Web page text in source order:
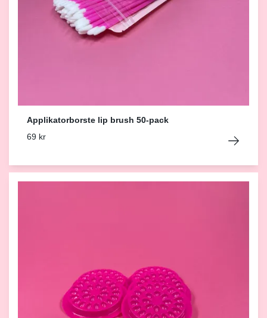
Applikatorborste lip brush 50-pack
69 kr